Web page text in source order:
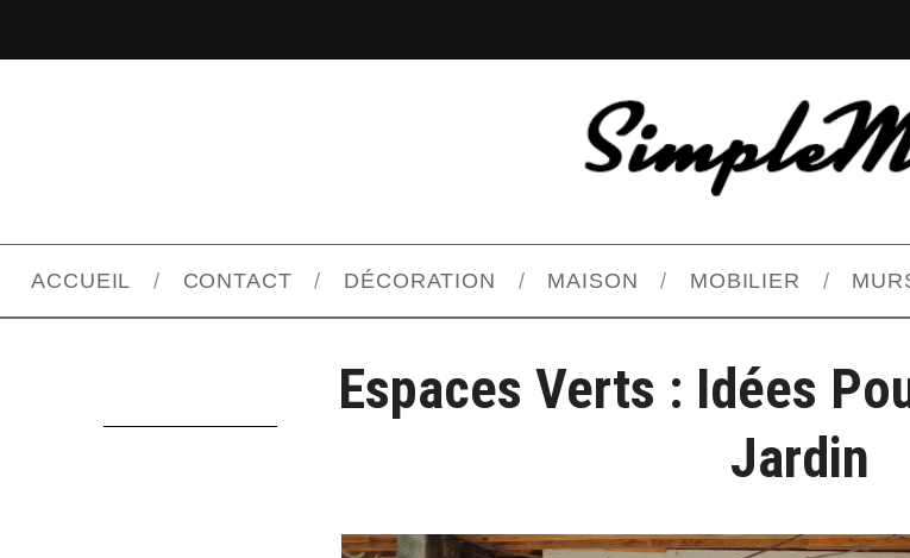
ACCUEIL CONTACT DÉCORATION MAISON MOBILIER
Espaces Verts : Idées
Jardin